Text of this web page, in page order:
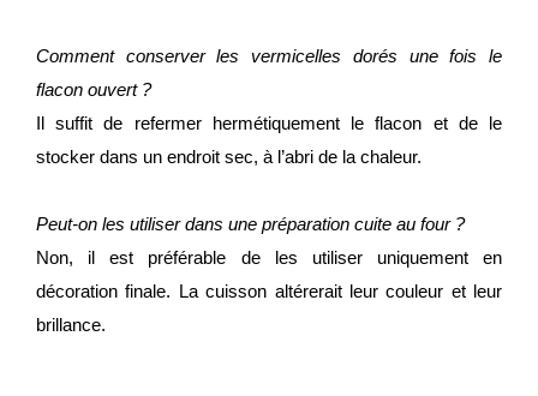
Comment conserver les vermicelles dorés une fois le
flacon ouvert ?
Il suffit de refermer hermétiquement le flacon et de le
stocker dans un endroit sec, à l’abri de la chaleur.
Peut-on les utiliser dans une préparation cuite au four ?
Non, il est préférable de les utiliser uniquement en
décoration finale. La cuisson altérerait leur couleur et leur
brillance.